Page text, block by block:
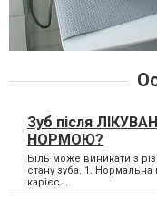
Зуб після
НОРМОЮ?
Біль може виникати з
стану зуба. 1. Нормальна
карієс...